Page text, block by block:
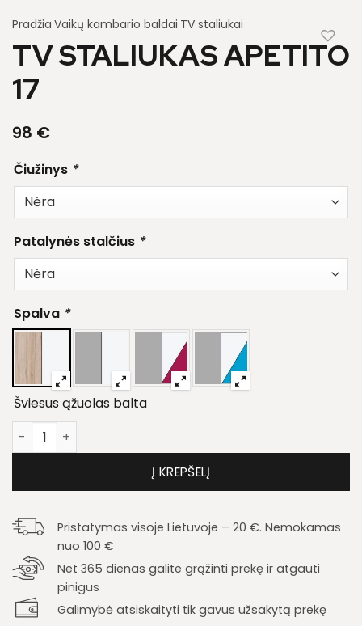
Pradžia Vaikų kambario baldai TV staliukai
TV STALIUKAS APETITO
17
98 €
Čiužinys *
Patalynės stalčius *
Spalva *
Šviesus ąžuolas balta
produkto kiekis: Tv staliukas Apetito 17
Į KREPŠELĮ
Pristatymas visoje Lietuvoje – 20 €. Nemokamas
nuo 100 €
Net 365 dienas galite grąžinti prekę ir atgauti
pinigus
Galimybė atsiskaityti tik gavus užsakytą prekę